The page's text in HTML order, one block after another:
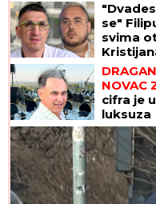
se"
svima
GODINA"
NOVAC
cifra je
luksuza